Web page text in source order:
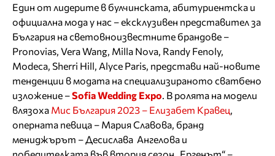
Един от лидерите в булчинската, абитуриентска и
официална мода у нас – ексклузивен представител за
България на световноизвестните брандове –
Pronovias, Vera Wang, Milla Nova, Randy Fenoly,
Modeca, Sherri Hill, Alyce Paris, представи най-новите
тенденции в модата на специализираното сватбено
изложение –Sofia Wedding Expo . В ролята на модели
влязоха Мис България 2023 – Елизабет Кравец
оперната певица – Мария Славова, бранд
мениджърът – Десислава Ангелова и